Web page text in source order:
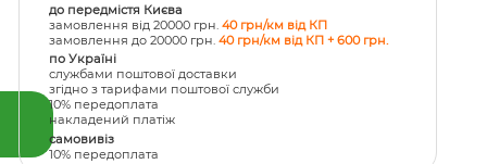
до передмістя Києва
замовлення від 20000 грн. 40 грн/км від КП
замовлення до 20000 грн. 40 грн/км від КП + 600 грн.
по Україні
службами поштової доставки
згідно з тарифами поштової служби
10% передоплата
накладений платіж
самовивіз
10% передоплата